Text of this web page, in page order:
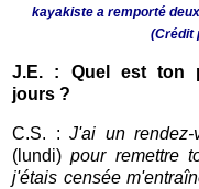
kayakiste a remporté
(Crédit
J.E. : Quel est ton
jours ?
C.S. :J'ai un rendez-
(lundi)pour remettre
j'étais censée